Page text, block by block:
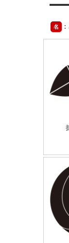
名